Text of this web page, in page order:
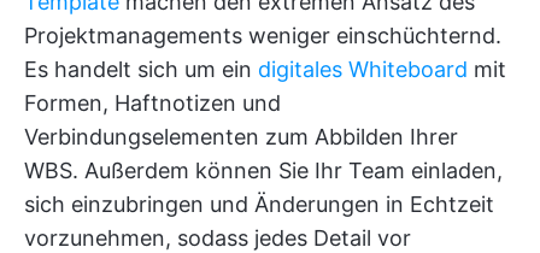
Projektmanagements weniger einschüchternd.
Es handelt sich um ein digitales Whiteboard mit
Formen, Haftnotizen und
Verbindungselementen zum Abbilden Ihrer
WBS. Außerdem können Sie Ihr Team einladen,
sich einzubringen und Änderungen in Echtzeit
vorzunehmen, sodass jedes Detail vor